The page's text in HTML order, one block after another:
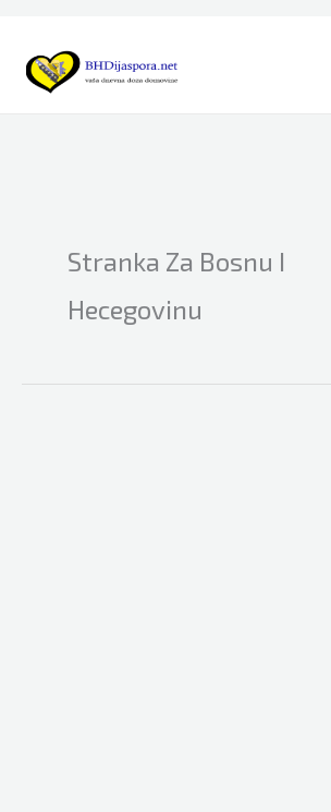
content
Stranka Za Bosnu I
Hecegovinu